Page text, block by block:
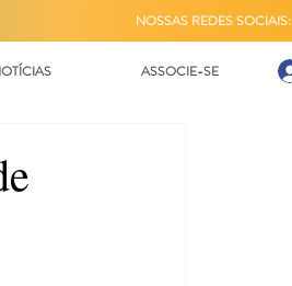
NOSSAS REDES SOCIAIS:
ASSOCIE-SE